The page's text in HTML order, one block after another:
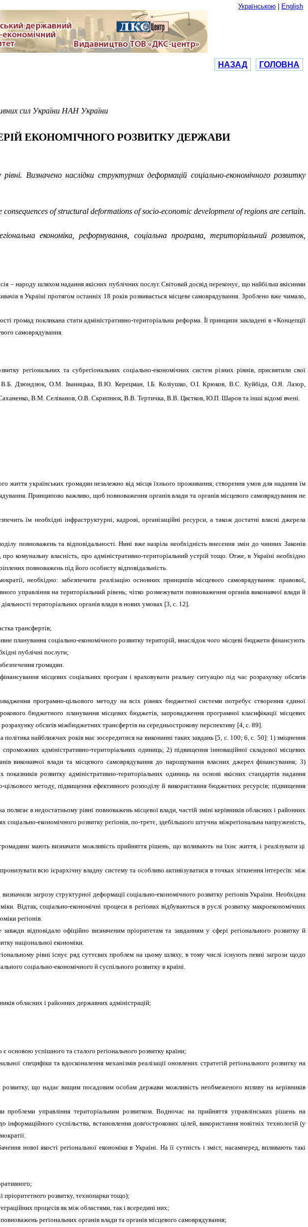
Українською English
НАЗАД ГОЛОВНА
сил України НАН України
ЕКОНОМІЧНОГО РОЗВИТКУ ДЕРЖАВИ
Визначено наслідки структурних деформацій соціально-економічного розвитку
of structural deformations of socio-economic development of regions are certain.
економіка, реформування, соціальна програма, територіальний розвиток,
– народу шляхом надання якісних публічних послуг. Світовий досвід переконує, що найбільш якісними
в Україні протягом останніх 18 років розвивається місцеве самоврядування. Зроблено вже чимало,
громад покликана стати адміністративно-територіальна реформа. Її принципи закладені в «Концепції
самоврядування.
регіональних та субрегіональних соціально-економічних систем різних рівнів, присвятили свої
В.Б. Дзюндзюк, О.М. Іваницька, В.Ю. Керецман, І.Б. Коліушко, О.І. Крюков, В.С. Куйбіда, О.Я. Лазор,
В.М. Селіванов, О.В. Скрипнюк, В.В. Тертичка, В.В. Цвєтков, Ю.П. Шаров та інші відомі вчені.
життя українських громадян незалежно від місця їхнього проживання; створення умов для надання їм
Принципово важливо, щоб повноваження органів влади та органів місцевого самоврядування не
їм необхідні інфраструктурні, кадрові, організаційні ресурси, а також достатні власні джерела
повноважень та відповідальності. Нині вже назріла необхідність внесення змін до чинних Законів
комунальну власність, про адміністративно-територіальний устрій тощо. Отже, в Україні необхідно
повноважень під його особисту відповідальність.
необхідно: забезпечити реалізацію основних принципів місцевого самоврядування: правової,
управління на територіальний рівень; чітко розмежувати повноваження органів виконавчої влади й
територіальних органів влади в нових умовах [3, c . 12].
трансфертів;
планування соціально-економічного розвитку територій, внаслідок чого місцеві бюджети фінансують
публічні послуги;
громадян.
місцевих соціальних програм і враховувати реальну ситуацію під час розрахунку обсягів
програмно-цільового методу на всіх рівнях бюджетної системи потребує створення єдиної
бюджетного планування місцевих бюджетів, запровадження програмної класифікації місцевих
обсягів міжбюджетних трансфертів на середньострокову перспективу [4, c. 89].
найближчих років має зосередитися на виконанні таких завдань [5, c. 100; 6,c . 50]: 1) зміцнення
адміністративно-територіальних одиниць; 2) підвищення інноваційної складової місцевих
виконавчої влади та місцевого самоврядування до нарощування власних джерел фінансування; 3)
розвитку адміністративно-територіальних одиниць на основі якісних стандартів надання
методу, підвищення ефективного розподілу й використання бюджетних ресурсів; підвищення
в недостатньому рівні повноважень місцевої влади, частій зміні керівників обласних і районних
соціально-економічного розвитку регіонів, по-третє, здебільшого штучна міжрегіональна напруженість,
мають визначати можливість прийняття рішень, що впливають на їхнє життя, і реалізувати ці
всю ієрархічну владну систему та особливо активізуватися в точках зіткнення інтересів: між
загрозу структурної деформації соціально-економічного розвитку регіонів України. Необхідна
Відтак, соціально-економічні процеси в регіонах відбуваються в руслі розвитку макроекономічних
регіонів.
відповідало офіційно визначеним пріоритетам та завданням у сфері регіонального розвитку й
національної економіки.
рівні існує ряд суттєвих проблем на цьому шляху, в тому числі існують певні загрози щодо
соціально-економічного й суспільного розвитку в країні.
обласних і районних державних адміністрацій;
основою успішного та сталого регіонального розвитку країни;
специфіки та вдосконалення механізмів реалізації оновлених стратегій регіонального розвитку на
що надає вищим посадовим особам держави можливість необмеженого впливу на керівників
проблеми управління територіальним розвитком. Водночас на прийняття управлінських рішень на
інформаційного суспільства, встановлення довгострокових цілей, використання новітніх технологій (у
нової якості регіональної економіки в Україні. На її сутність і зміст, насамперед, впливають такі
пріоритетного розвитку, технопарки тощо);
процесів як між областями, так і всередині них;
регіональних органів влади та органів місцевого самоврядування;